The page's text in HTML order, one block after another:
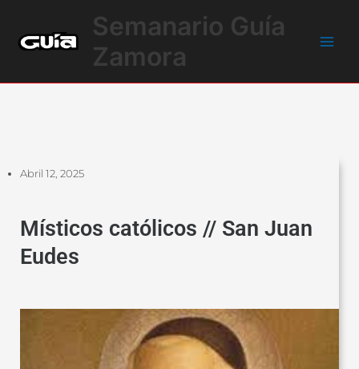
contenido
Semanario Guía
Zamora
Abril 12, 2025
Místicos católicos // San Juan
Eudes